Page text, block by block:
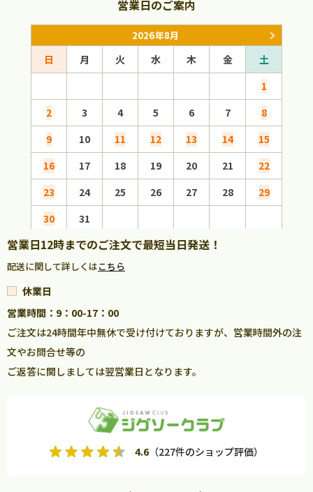
営業日のご案内
2026年8月
日 月 火 水 木 金
土
1
2
3 4 5 6 7
8
9
10 11 12 13 14
15
16
17 18 19 20 21
22
23
24 25 26 27 28
29
30
31
営業日12時までのご注文で最短当日発送！
配送に関して詳しくはこちら
休業日
営業時間：9：00-17：00
ご注文は24時間年中無休で受け付けておりますが、営業時間外の注
文やお問合せ等の
ご返答に関しましては翌営業日となります。
4.6 （227件のショップ評価）